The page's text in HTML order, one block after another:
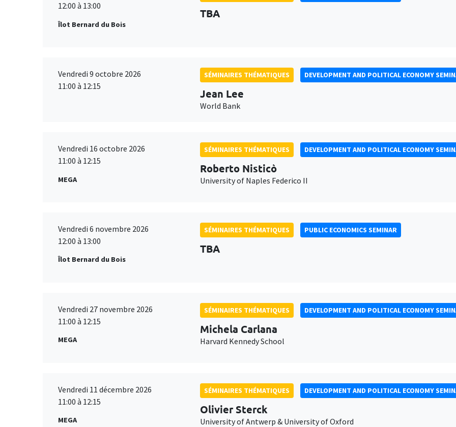
12:00 à 13:00
Îlot Bernard du Bois
TBA
Vendredi 9 octobre 2026
11:00 à 12:15
SÉMINAIRES THÉMATIQUES DEVELOPMENT AND POLITICAL ECONOMY
Jean Lee
World Bank
Vendredi 16 octobre 2026
11:00 à 12:15
MEGA
SÉMINAIRES THÉMATIQUES DEVELOPMENT AND POLITICAL ECONOMY
Roberto Nisticò
University of Naples Federico II
Vendredi 6 novembre 2026
12:00 à 13:00
Îlot Bernard du Bois
SÉMINAIRES THÉMATIQUES PUBLIC ECONOMICS SEMINAR
TBA
Vendredi 27 novembre 2026
11:00 à 12:15
MEGA
SÉMINAIRES THÉMATIQUES DEVELOPMENT AND POLITICAL ECONOMY
Michela Carlana
Harvard Kennedy School
Vendredi 11 décembre 2026
11:00 à 12:15
MEGA
SÉMINAIRES THÉMATIQUES DEVELOPMENT AND POLITICAL ECONOMY
Olivier Sterck
University of Antwerp & University of Oxford